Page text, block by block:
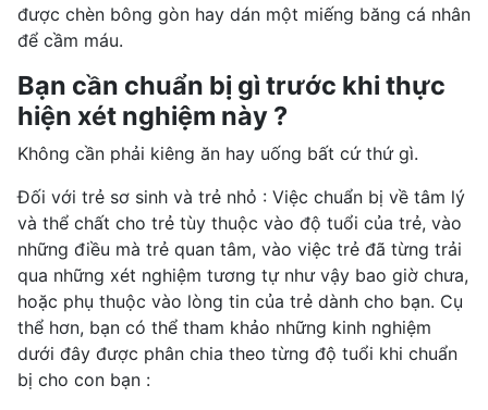
được chèn bông gòn hay dán một miếng băng cá nhân
để cầm máu.
Bạn cần chuẩn bị gì trước khi thực
hiện xét nghiệm này ?
Không cần phải kiêng ăn hay uống bất cứ thứ gì.
Đối với trẻ sơ sinh và trẻ nhỏ : Việc chuẩn bị về tâm lý
và thể chất cho trẻ tùy thuộc vào độ tuổi của trẻ, vào
những điều mà trẻ quan tâm, vào việc trẻ đã từng trải
qua những xét nghiệm tương tự như vậy bao giờ chưa,
hoặc phụ thuộc vào lòng tin của trẻ dành cho bạn. Cụ
thể hơn, bạn có thể tham khảo những kinh nghiệm
dưới đây được phân chia theo từng độ tuổi khi chuẩn
bị cho con bạn :